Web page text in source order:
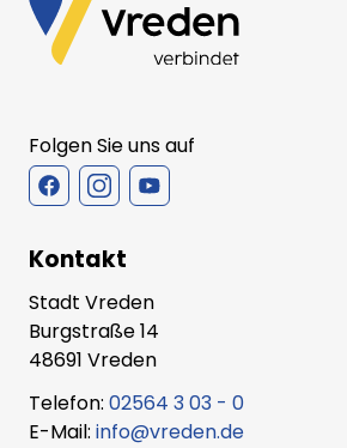
Folgen Sie uns auf
Kontakt
Stadt Vreden
Burgstraße 14
48691 Vreden
Telefon: 02564 3 03 - 0
E-Mail: info@vreden.de